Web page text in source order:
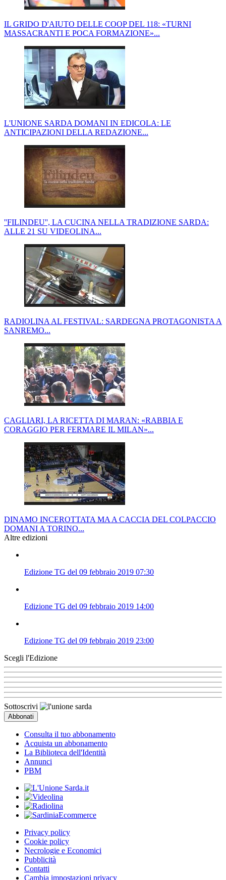
IL GRIDO D'AIUTO DELLE COOP DEL 118: «TURNI
MASSACRANTI E POCA FORMAZIONE»...
L'UNIONE SARDA DOMANI IN EDICOLA: LE
ANTICIPAZIONI DELLA REDAZIONE...
''FILINDEU'', LA CUCINA NELLA TRADIZIONE SARDA:
ALLE 21 SU VIDEOLINA...
RADIOLINA AL FESTIVAL: SARDEGNA PROTAGONISTA A
SANREMO...
CAGLIARI, LA RICETTA DI MARAN: «RABBIA E
CORAGGIO PER FERMARE IL MILAN»...
DINAMO INCEROTTATA MA A CACCIA DEL COLPACCIO
DOMANI A TORINO...
Altre edizioni
Edizione TG del 09 febbraio 2019 07:30
Edizione TG del 09 febbraio 2019 14:00
Edizione TG del 09 febbraio 2019 23:00
Scegli l'Edizione
Sottoscrivi
Consulta il tuo abbonamento
Acquista un abbonamento
La Biblioteca dell'Identità
Annunci
PBM
Privacy policy
Cookie policy
Necrologie e Economici
Pubblicità
Contatti
Cambia impostazioni privacy